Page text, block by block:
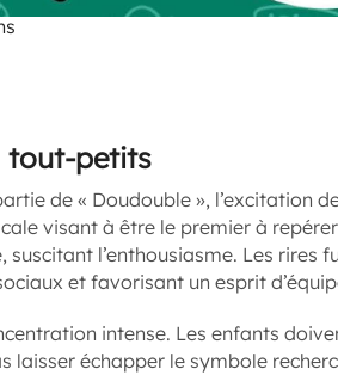
tout-petits
de « Doudouble », l’excitation
visant à être le premier à
l’enthousiasme. Les rires
et favorisant un esprit
intense. Les enfants
échapper le symbole